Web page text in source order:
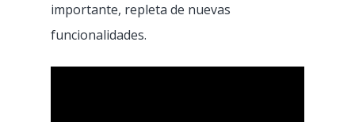
importante, repleta de nuevas
funcionalidades.